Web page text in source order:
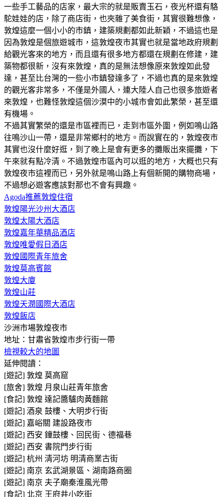
一些手工藝品的店家，最大宗的就是販賣玉石，夜光杯還有駱
駝娃娃的店，除了商店街，也夾雜了美食街，其實很難想像，
敦煌這麼一個小小的市鎮，建築規劃都如此新穎，不過這也是
因為敦煌是個旅遊城市，這敦煌夜市其實也就是當地政府規劃
給觀光客來的地方，而且還有很多地方都還在規劃在修建，建
築物都很新，沒有來敦煌，真的是無法想像原來敦煌如此發
達，甚至比台灣的一些小市鎮發達多了，不過也真的是來敦煌
的觀光客非常多，不僅是外國人，連大陸人自己也很多旅遊者
來敦煌，也難怪敦煌這個沙漠中的小城市會如此繁榮，甚至還
有機場。
不過其實繁榮的還是市區裡而已，走到市區外圍，例如鳴山路
往鳴沙山一帶，還是非常鄉村的地方。而說實在的，敦煌夜市
其實也沒什麼好逛，到了晚上是會有更多的攤販出來擺攤，下
午來就有點冷清。不過敦煌市區內可以逛的地方，大概也只有
敦煌夜市這裡而已，另外就是鳴山路上有個新開的購物商場，
不過想必遊客應該對那也不會有興趣。
Agoda推薦敦煌住宿
敦煌陽光沙州大酒店
敦煌太陽大酒店
敦煌嘉年華精品酒店
敦煌唯愛假日酒店
敦煌國際青年旅舍
敦煌莫高賓館
敦煌大廈
敦煌山莊
敦煌天潤國際大酒店
敦煌飯店
沙洲市場敦煌夜市
地址：甘肅省敦煌市步行街一帶
檢視較大的地圖
延伸閱讀：
[遊記] 敦煌 莫高窟
[旅舍] 敦煌 月泉山莊青年旅舍
[食記] 敦煌 達記醬驢肉黃麵館
[遊記] 酒泉 鼓樓、大明步行街
[遊記] 嘉峪關 建設路夜市
[遊記] 西安 鐘鼓樓、回民街、德福巷
[遊記] 西安 書院門步行街
[遊記] 杭州 清河坊 明清商業古街
[遊記] 南京 玄武湖景區、湖南路商圈
[遊記] 南京 夫子廟秦淮風光帶
[食記] 北京 王府井小吃街